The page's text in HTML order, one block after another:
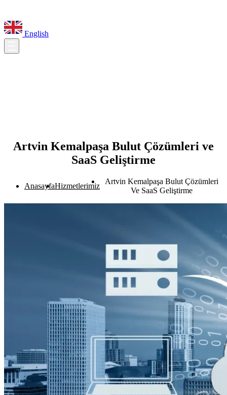
English
Artvin Kemalpaşa Bulut Çözümleri ve
SaaS Geliştirme
AnasayfaHizmetlerimiz
Artvin Kemalpaşa Bulut Çözümleri
Ve SaaS Geliştirme